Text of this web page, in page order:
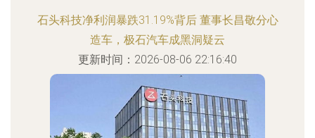
石头科技净利润暴跌31.19%背后 董事长昌敬分心
造车，极石汽车成黑洞疑云
更新时间：2026-08-06 22:16:40